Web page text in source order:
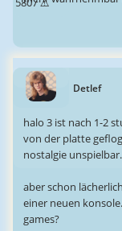
Detlef
halo 3 ist nach 1-2
von der platte
nostalgie unspielbar.
aber schon
einer neuen
games?